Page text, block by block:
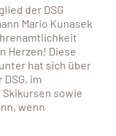
der DSG
Mario Kunasek
Herzen! Diese
hat sich über
im
sowie
wenn